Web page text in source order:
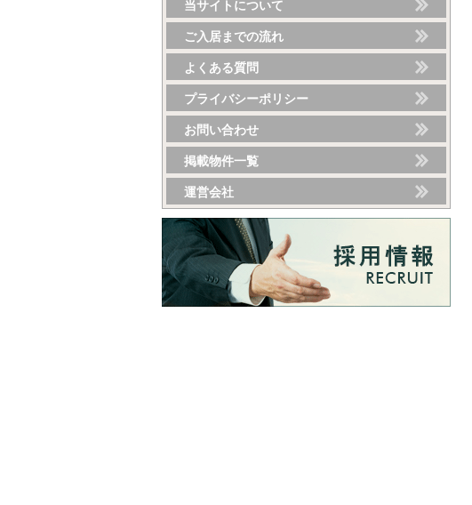
当サイトについて
ご入居までの流れ
よくある質問
プライバシーポリシー
お問い合わせ
掲載物件一覧
運営会社